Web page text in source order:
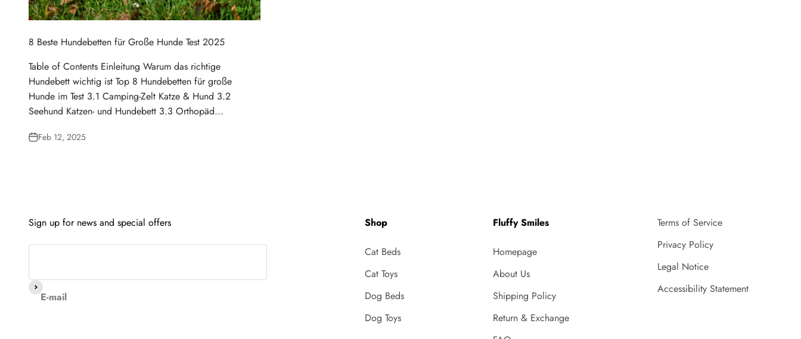
8 Beste Hundebetten für Große Hunde Test 2025
Table of Contents Einleitung Warum das richtige
Hundebett wichtig ist Top 8 Hundebetten für große
Hunde im Test 3.1 Camping-Zelt Katze & Hund 3.2
Seehund Katzen- und Hundebett 3.3 Orthopäd...
Feb 12, 2025
Sign up for news and special offers
E-mail
Subscribe
Shop
Cat Beds
Cat Toys
Dog Beds
Dog Toys
Fluffy Smiles
Homepage
About Us
Shipping Policy
Return & Exchange
Terms of Service
Privacy Policy
Legal Notice
Accessibility Statement